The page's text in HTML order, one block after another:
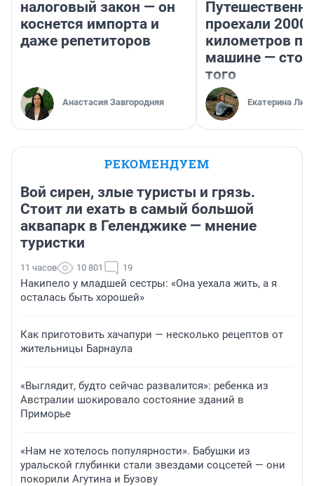
налоговый закон — он
коснется импорта и
даже репетиторов
Анастасия Завгородняя
проехали 2000
километров по
машине —
того
Екатерина
РЕКОМЕНДУЕМ
Вой сирен, злые туристы и грязь.
Стоит ли ехать в самый большой
аквапарк в Геленджике — мнение
туристки
11 часов 10 801 19
Накипело у младшей сестры: «Она уехала жить, а я
осталась быть хорошей»
Как приготовить хачапури — несколько рецептов от
жительницы Барнаула
«Выглядит, будто сейчас развалится»: ребенка из
Австралии шокировало состояние зданий в
Приморье
«Нам не хотелось популярности». Бабушки из
уральской глубинки стали звездами соцсетей — они
покорили Агутина и Бузову